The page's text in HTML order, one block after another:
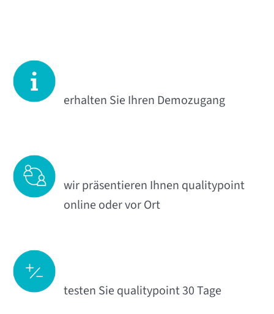
erhalten Sie Ihren Demozugang
wir präsentieren Ihnen qualitypoint
online oder vor Ort
testen Sie qualitypoint 30 Tage